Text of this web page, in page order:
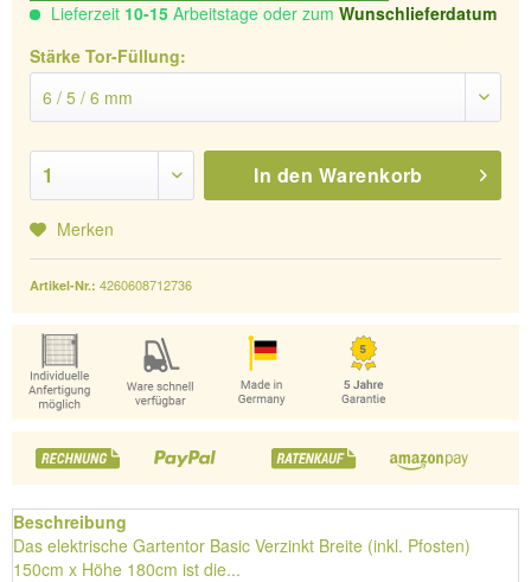
Lieferzeit 10-15 Arbeitstage oder zum Wunschlieferdatum
Stärke Tor-Füllung:
In den Warenkorb
Merken
Artikel-Nr.: 4260608712736
Beschreibung
Das elektrische Gartentor Basic Verzinkt Breite (inkl. Pfosten)
150cm x Höhe 180cm ist die...